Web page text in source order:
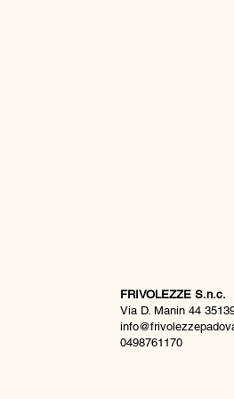
FRIVOLEZZE S.n.c.
Via D. Manin 44
0498761170